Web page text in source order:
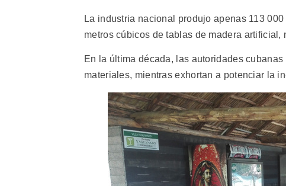
La industria nacional produjo apenas 113
metros cúbicos de tablas de madera
En la última década, las autoridades
materiales, mientras exhortan a potenciar la